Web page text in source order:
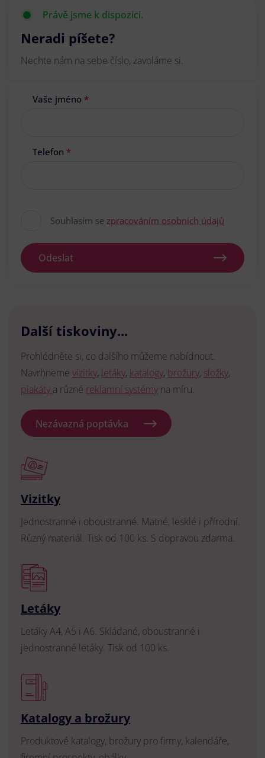
Právě jsme k dispozici.
Neradi píšete?
Nechte nám na sebe číslo, zavoláme si.
Vaše jméno *
Telefon *
Souhlasím se zpracováním osobních údajů
Odeslat
Další tiskoviny...
Prohlédněte si, co dalšího můžeme nabídnout.
Navrhneme vizitky, letáky, katalogy, brožury, složky,
plakáty a různé reklamní systémy na míru.
Nezávazná poptávka
Vizitky
Jednostranné i oboustranné. Matné, lesklé i přírodní.
Různý materiál. Tisk od 100 ks. S dopravou zdarma.
Letáky
Letáky A4, A5 i A6. Skládané, oboustranné i
jednostranné letáky. Tisk od 100 ks.
Katalogy a brožury
Produktové katalogy, brožury pro firmy, kalendáře,